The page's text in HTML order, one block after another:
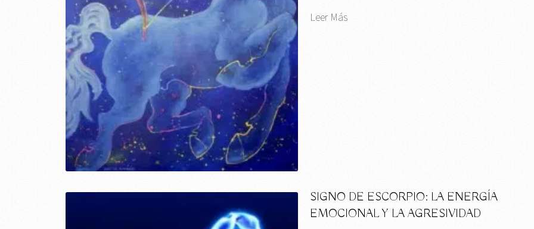
Leer Más
SIGNO DE ESCORPIO: LA ENERGÍA
EMOCIONAL Y LA AGRESIVIDAD